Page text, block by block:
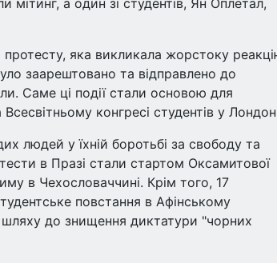
мітинг, а один зі студентів, Ян Оплетал,
яка викликала жорстоку
заарештовано та відправлено до
Саме ці події стали основою для
конгресі студентів у
людей у їхній боротьбі за свободу та
в Празі стали стартом Оксамитової
в Чехословаччині. Крім того, 17
повстання в Афінському
шляху до знищення диктатури "чорних